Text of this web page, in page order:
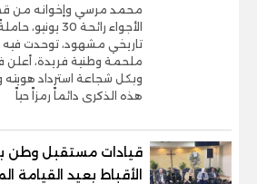
محمد مرسي وإخوانه من
الأجواء رائحة 30
تاريخي مشهود، توحدت فيه
ملحمة وطنية فريدة،
وبكل شجاعة استرداد هويته
هذه الذكرى دائماً رمزاً حياً
قيادات مستقبل وطن
الأقباط بعيد القيامة